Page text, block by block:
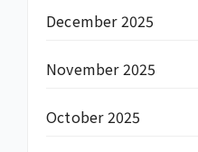
December 2025
November 2025
October 2025